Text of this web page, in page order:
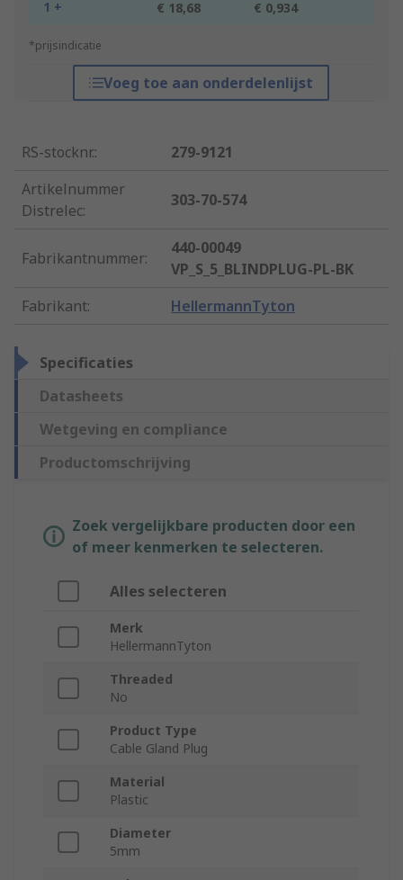
1 + € 18,68 € 0,934
*prijsindicatie
Voeg toe aan onderdelenlijst
RS-stocknr.:
279-9121
Artikelnummer
Distrelec:
303-70-574
Fabrikantnummer:
440-00049
VP_S_5_BLINDPLUG-PL-BK
Fabrikant: HellermannTyton
Specificaties
Datasheets
Wetgeving en compliance
Productomschrijving
Zoek vergelijkbare producten door een
of meer kenmerken te selecteren.
Alles selecteren
Merk
HellermannTyton
Threaded
No
Product Type
Cable Gland Plug
Material
Plastic
Diameter
5mm